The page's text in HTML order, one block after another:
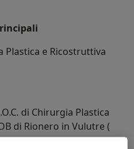
Plastica e Ricostruttiva
di Chirurgia Plastica
di Rionero in Vulutre (